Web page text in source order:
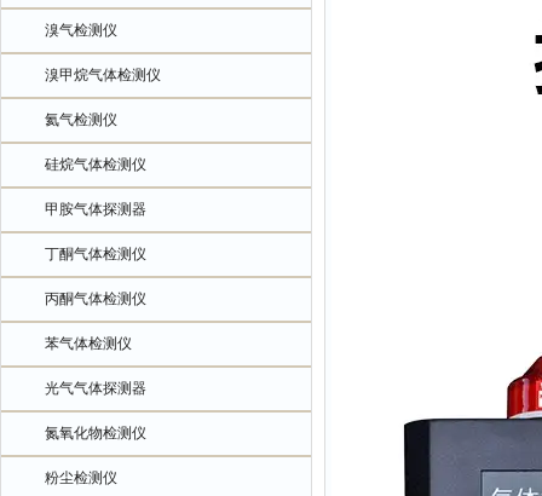
溴气检测仪
溴甲烷气体检测仪
氦气检测仪
硅烷气体检测仪
甲胺气体探测器
丁酮气体检测仪
丙酮气体检测仪
苯气体检测仪
光气气体探测器
氮氧化物检测仪
粉尘检测仪